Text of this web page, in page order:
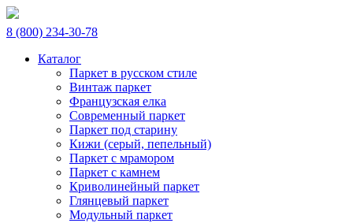
8 (800) 234-30-78
Каталог
Паркет в русском стиле
Винтаж паркет
Французская елка
Современный паркет
Паркет под старину
Кижи (серый, пепельный)
Паркет с мрамором
Паркет с камнем
Криволинейный паркет
Глянцевый паркет
Модульный паркет